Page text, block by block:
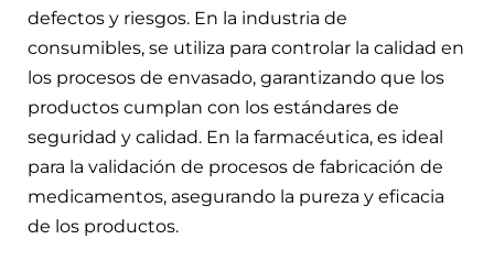
defectos y riesgos. En la industria de
consumibles, se utiliza para controlar la calidad en
los procesos de envasado, garantizando que los
productos cumplan con los estándares de
seguridad y calidad. En la farmacéutica, es ideal
para la validación de procesos de fabricación de
medicamentos, asegurando la pureza y eficacia
de los productos.